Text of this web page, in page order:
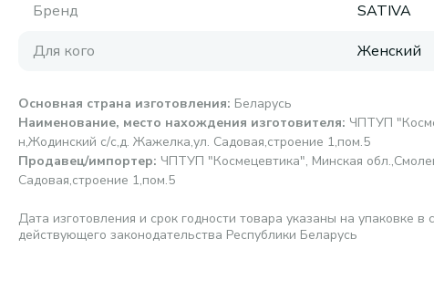
Бренд
SATIVA
Для кого
Женский
Основная страна изготовления: Беларусь
Наименование, место нахождения изготовителя: ЧПТУП
н,Жодинский с/с,д. Жажелка,ул. Садовая,строение 1,пом.5
Продавец/импортер: ЧПТУП "Космецевтика", Минская
Садовая,строение 1,пом.5
Дата изготовления и срок годности товара указаны на упаковке в
действующего законодательства Республики Беларусь